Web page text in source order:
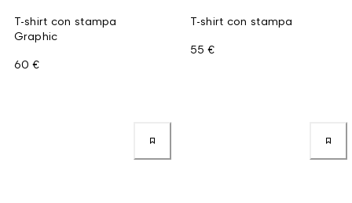
T-shirt con stampa
Graphic
60 €
T-shirt con stampa
55 €